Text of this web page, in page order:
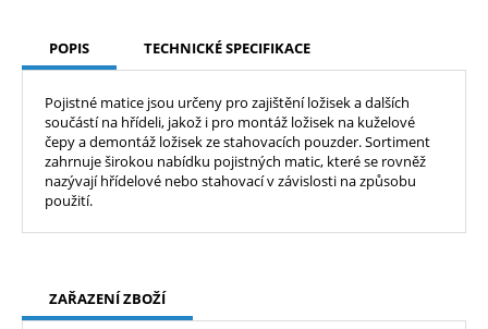
POPIS TECHNICKÉ SPECIFIKACE
Pojistné matice jsou určeny pro zajištění ložisek a dalších
součástí na hřídeli, jakož i pro montáž ložisek na kuželové
čepy a demontáž ložisek ze stahovacích pouzder. Sortiment
zahrnuje širokou nabídku pojistných matic, které se rovněž
nazývají hřídelové nebo stahovací v závislosti na způsobu
použití.
ZAŘAZENÍ ZBOŽÍ